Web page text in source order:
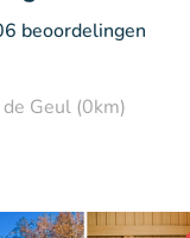
beoordelingen
Geul (0km)